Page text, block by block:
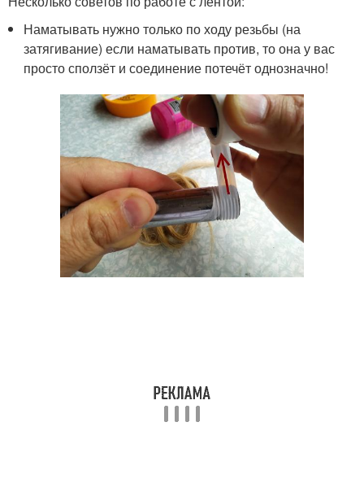
Наматывать нужно только по ходу резьбы (на
затягивание) если наматывать против, то она у вас
просто сползёт и соединение потечёт однозначно!